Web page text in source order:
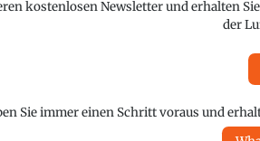
kostenlosen Newsletter und erhalten
der
Sie immer einen Schritt voraus und